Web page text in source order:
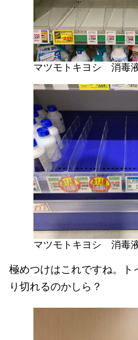
マツモトキヨシ 消毒
マツモトキヨシ 消毒
極めつけはこれですね。ト
り切れるのかしら？